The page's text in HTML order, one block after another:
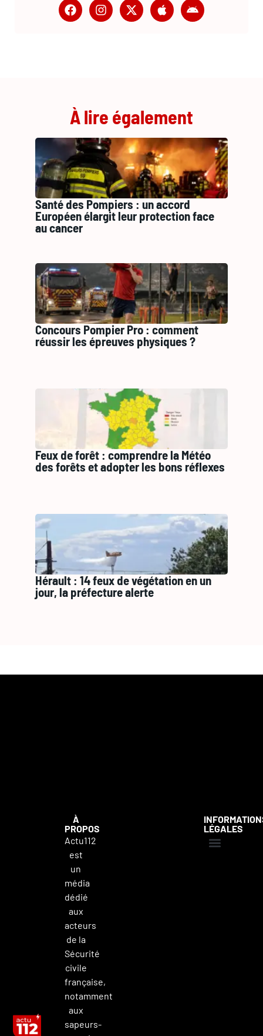
À lire également
Santé des Pompiers : un accord
Européen élargit leur protection face
au cancer
Concours Pompier Pro : comment
réussir les épreuves physiques ?
Feux de forêt : comprendre la Météo
des forêts et adopter les bons réflexes
Hérault : 14 feux de végétation en un
jour, la préfecture alerte
À
PROPOS
Actu112
est
un
média
dédié
aux
acteurs
de la
Sécurité
civile
française,
notamment
aux
sapeurs-
LÉGALES